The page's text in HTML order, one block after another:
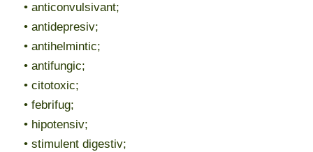
• anticonvulsivant;
• antidepresiv;
• antihelmintic;
• antifungic;
• citotoxic;
• febrifug;
• hipotensiv;
• stimulent digestiv;